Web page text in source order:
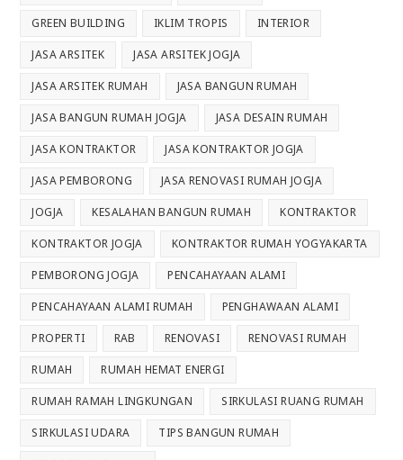
GREEN BUILDING IKLIM TROPIS INTERIOR
JASA ARSITEK JASA ARSITEK JOGJA
JASA ARSITEK RUMAH JASA BANGUN RUMAH
JASA BANGUN RUMAH JOGJA JASA DESAIN RUMAH
JASA KONTRAKTOR JASA KONTRAKTOR JOGJA
JASA PEMBORONG JASA RENOVASI RUMAH JOGJA
JOGJA KESALAHAN BANGUN RUMAH KONTRAKTOR
KONTRAKTOR JOGJA KONTRAKTOR RUMAH YOGYAKARTA
PEMBORONG JOGJA PENCAHAYAAN ALAMI
PENCAHAYAAN ALAMI RUMAH PENGHAWAAN ALAMI
PROPERTI RAB RENOVASI RENOVASI RUMAH
RUMAH RUMAH HEMAT ENERGI
RUMAH RAMAH LINGKUNGAN SIRKULASI RUANG RUMAH
SIRKULASI UDARA TIPS BANGUN RUMAH